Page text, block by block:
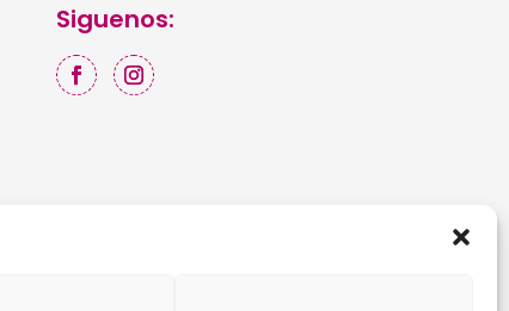
Siguenos: